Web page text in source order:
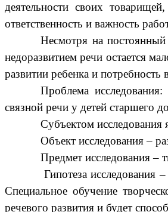
деятельности своих
ответственность и важность
Несмотря на постоянный
недоразвитием речи остается
развитии ребенка и
Проблема
связной речи у детей старшего
Субъектом исследования
Объект исследования –
Предмет исследования –
Гипотеза исследования
Специальное обучение
речевого развития и будет